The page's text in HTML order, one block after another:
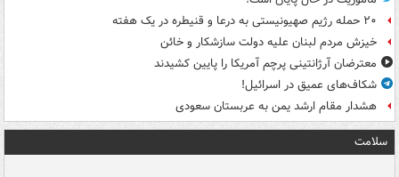
۲۰ حمله رژیم صهیونیستی به درعا و قنیطره در یک هفته
خیزش مردم لبنان علیه دولت سازشکار و خائن
معترضان آرژانتینی پرچم آمریکا را پایین کشیدند
شکاف‌های عمیق در اسرائیل!
هشدار مقام ارشد یمن به عربستان سعودی
سلامت